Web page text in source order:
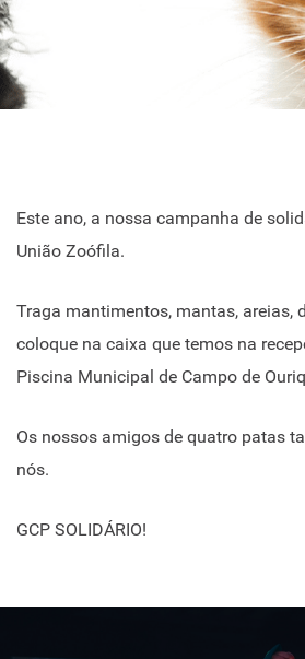
Este ano, a nossa campanha de
União Zoófila.
Traga mantimentos, mantas, areias,
coloque na caixa que temos na
Piscina Municipal de Campo de
Os nossos amigos de quatro patas
nós.
GCP SOLIDÁRIO!